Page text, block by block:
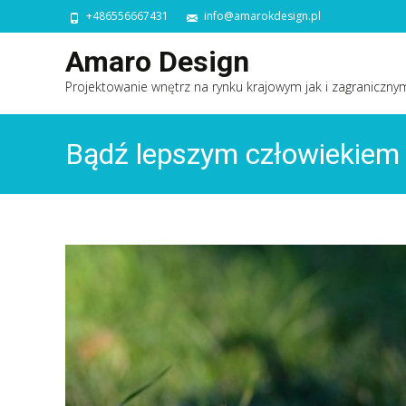
+486556667431 info@amarokdesign.pl
Amaro Design
Projektowanie wnętrz na rynku krajowym jak i
Bądź lepszym